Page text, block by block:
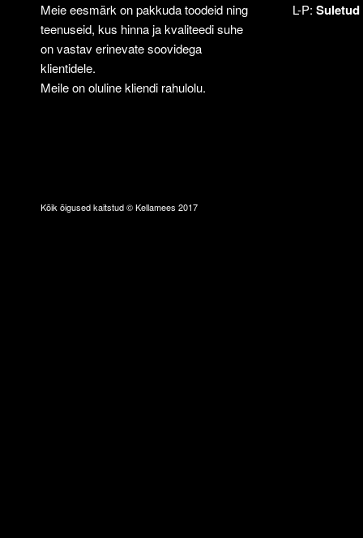
Meie eesmärk on pakkuda toodeid ning
teenuseid, kus hinna ja kvaliteedi suhe
on vastav erinevate soovidega
klientidele.
Meile on oluline kliendi rahulolu.
L-P: Suletud
Kõik õigused kaitstud © Kellamees 2017